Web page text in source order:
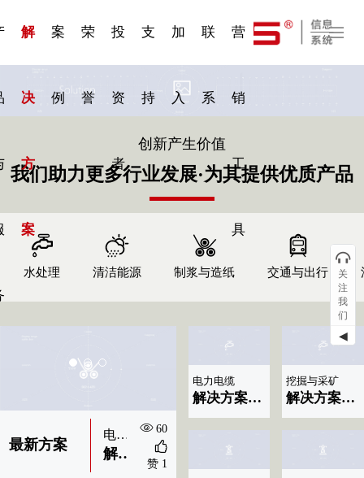
解
决
方
案
案
例
荣
誉
投
资
者
支
持
加
入
联
系
营
销
工
具
创新产生价值
我们助力更多行业发展·为其提供优质产品
水处理 清洁能源 制浆与造纸 交通与出行
最新方案
电力电缆
解决方案标题名称|显示09条
60
赞 1
最新方案
电力电缆 54
电力电缆
解决方案标题名称|显示06条
挖掘与采矿
解决方案标题名称|显示05条
关
注
我
们
◀